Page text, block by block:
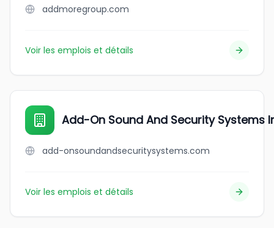
addmoregroup.com
Voir les emplois et détails
Add-On Sound And Security Systems
add-onsoundandsecuritysystems.com
Voir les emplois et détails